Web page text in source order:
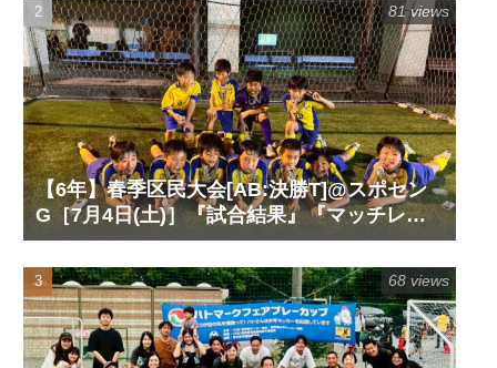
【6年】春季区民大会[AB:決勝T]@スポセン
G［7月4日(土)］『試合結果』『マッチレポ
ート』『試合動画』
81 views
68 views